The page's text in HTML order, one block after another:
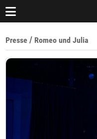
Presse / Romeo und Julia